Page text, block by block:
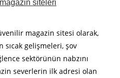
siteleri
magazin sitesi olarak,
gelişmeleri, şov
sektörünün nabzını
severlerin ilk adresi olan